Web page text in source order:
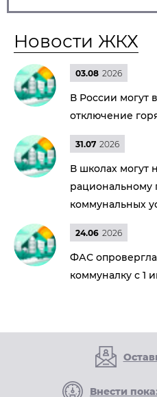
Новости ЖКХ
03.08 2026
В России могут
отключение
31.07 2026
В школах могут
рациональному
коммунальных
24.06 2026
ФАС
коммуналку с 1
Внести